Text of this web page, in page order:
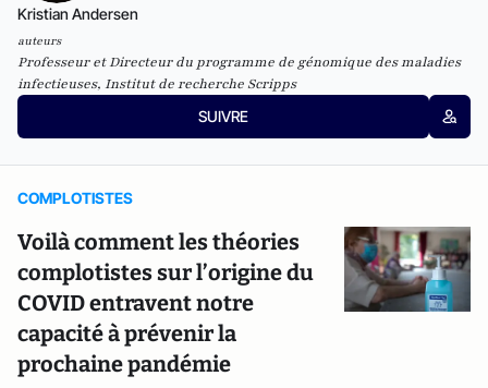
Kristian Andersen
auteurs
Professeur et Directeur du programme de génomique des maladies
infectieuses, Institut de recherche Scripps
SUIVRE
COMPLOTISTES
Voilà comment les théories
complotistes sur l’origine du
COVID entravent notre
capacité à prévenir la
prochaine pandémie